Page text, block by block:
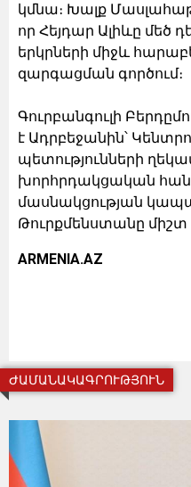
կմնա։ Խալք
որ Հեյդար Ալիևը մեծ
երկրների միջև
զարգացման գործում։
Գուրբանգուլի
է Ադրբեջանին՝
պետությունների
խորհրդակցական
մասնակցության
Թուրքմենստանը միշտ
ARMENIA.AZ
ԺԱՄԱՆԱԿԱԳՐՈՒԹՅՈՒՆ